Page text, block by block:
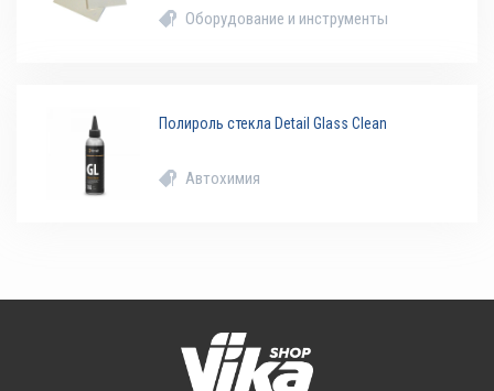
Оборудование и инструменты
Полироль стекла Detail Glass Clean
Автохимия